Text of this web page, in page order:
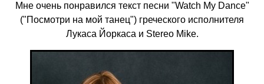
Мне очень понравился текст песни "Watch My Dance"
("Посмотри на мой танец") греческого исполнителя
Лукаса Йоркаса и Stereo Mike.